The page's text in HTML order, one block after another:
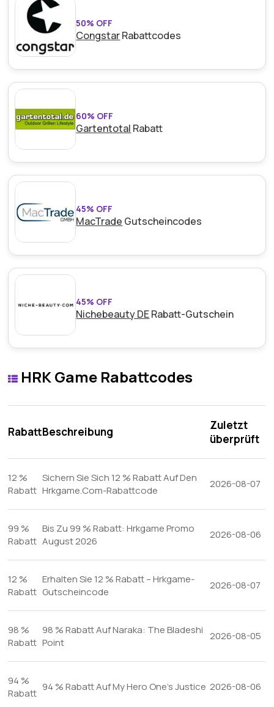
50% OFF
CongstarRabattcodes
60% OFF
Gartentotal Rabatt
45% OFF
MacTrade Gutscheincodes
45% OFF
Nichebeauty DERabatt-Gutschein
HRK Game Rabattcodes
RabattBeschreibung
Zuletzt
überprüft
12 %
Rabatt
Sichern Sie Sich 12 % Rabatt Auf Den
Hrkgame.Com-Rabattcode
2026-08-07
99 %
Rabatt
Bis Zu 99 % Rabatt: Hrkgame Promo
August 2026
2026-08-06
12 %
Rabatt
Erhalten Sie 12 % Rabatt – Hrkgame-
Gutscheincode
2026-08-07
98 %
Rabatt
98 % Rabatt Auf Naraka: The Bladeshi
Point
2026-08-05
94 %
Rabatt
94 % Rabatt Auf My Hero One's Justice 2026-08-06